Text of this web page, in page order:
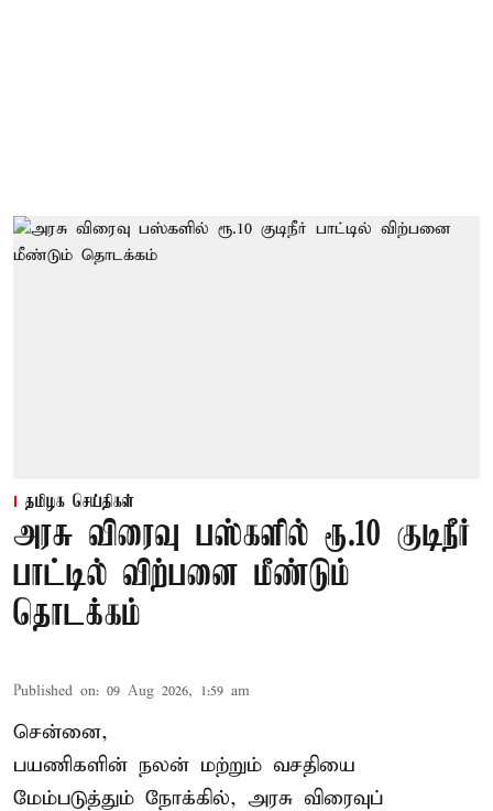
தமிழக செய்திகள்
அரசு விரைவு பஸ்களில் ரூ.10 குடிநீர்
பாட்டில் விற்பனை மீண்டும்
தொடக்கம்
Published on: 09 Aug 2026, 1:59 am
சென்னை,
பயணிகளின் நலன் மற்றும் வசதியை
மேம்படுத்தும் நோக்கில், அரசு விரைவுப்